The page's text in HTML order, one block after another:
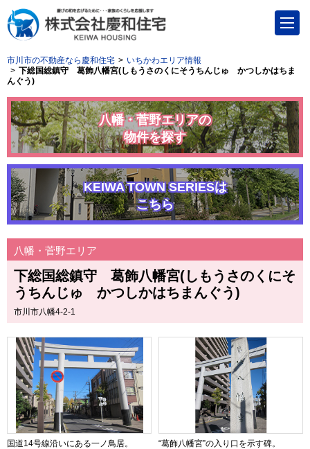
市川市の不動産なら慶和住宅
いちかわエリア情報
下総国総鎮守 葛飾八幡宮(しもうさのくにそうちんじゅ かつしかはちま
んぐう)
八幡・菅野エリアの
物件を探す
KEIWA TOWN SERIESは
こちら
八幡・菅野エリア
下総国総鎮守 葛飾八幡宮(しもうさのくにそ
うちんじゅ かつしかはちまんぐう)
市川市八幡4-2-1
国道14号線沿いにある一ノ鳥居。 “葛飾八幡宮”の入り口を示す碑。